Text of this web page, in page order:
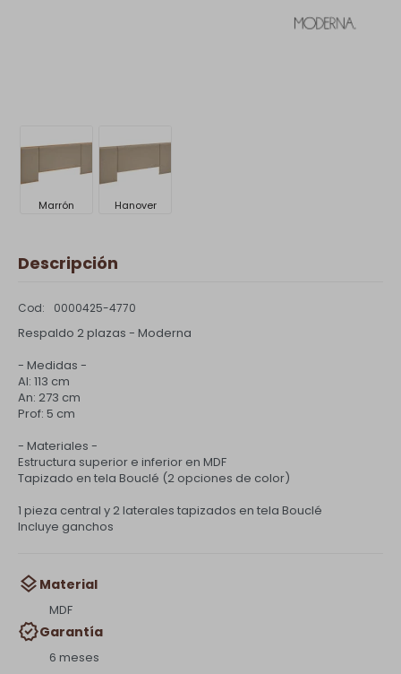
Marrón Hanover
Descripción
0000425-4770
Respaldo 2 plazas - Moderna
- Medidas -
Al: 113 cm
An: 273 cm
Prof: 5 cm
- Materiales -
Estructura superior e inferior en MDF
Tapizado en tela Bouclé (2 opciones de color)
1 pieza central y 2 laterales tapizados en tela Bouclé
Incluye ganchos
Material
MDF
Garantía
6 meses